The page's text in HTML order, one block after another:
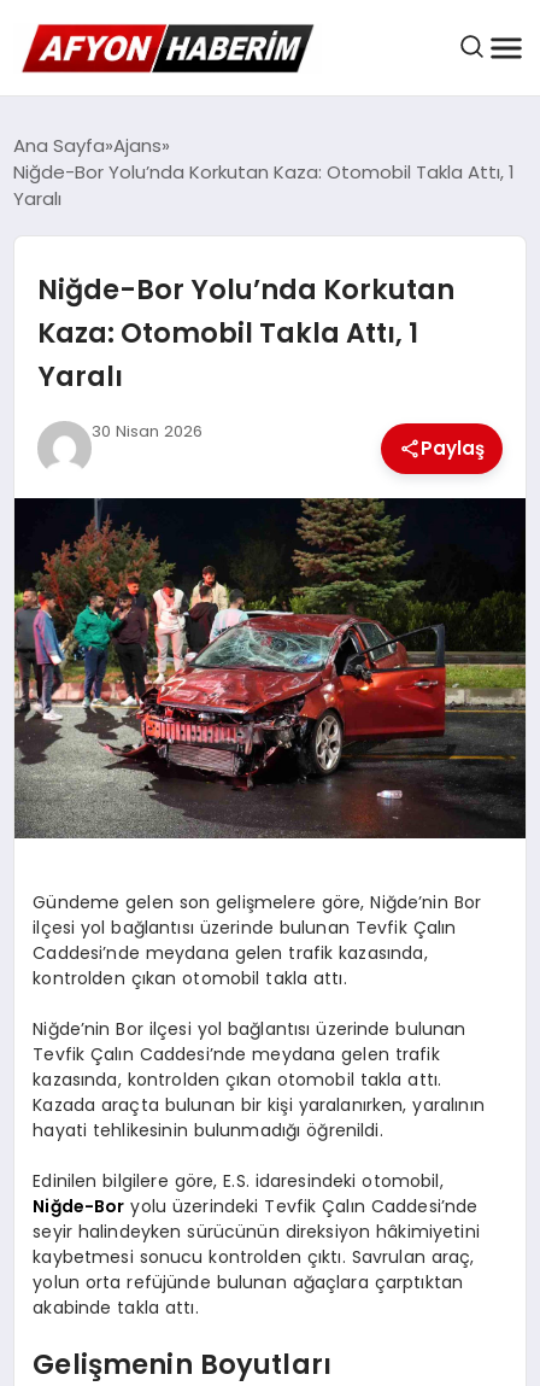
AFYON HABER
GÜNDEM
BELEDIYELER
DÜNYA
SPOR
MAGAZIN
SAĞLIK
Ana Sayfa Ajans
Niğde-Bor Yolu’nda Korkutan Kaza: Otomobil Takla Attı, 1
Yaralı
Niğde-Bor Yolu’nda Korkutan
Kaza: Otomobil Takla Attı, 1
Yaralı
30 Nisan 2026
Paylaş
Gündeme gelen son gelişmelere göre, Niğde’nin Bor
ilçesi yol bağlantısı üzerinde bulunan Tevfik Çalın
Caddesi’nde meydana gelen trafik kazasında,
kontrolden çıkan otomobil takla attı.
Niğde’nin Bor ilçesi yol bağlantısı üzerinde bulunan
Tevfik Çalın Caddesi’nde meydana gelen trafik
kazasında, kontrolden çıkan otomobil takla attı.
Kazada araçta bulunan bir kişi yaralanırken, yaralının
hayati tehlikesinin bulunmadığı öğrenildi.
Edinilen bilgilere göre, E.S. idaresindeki otomobil,
Niğde-Bor yolu üzerindeki Tevfik Çalın Caddesi’nde
seyir halindeyken sürücünün direksiyon hâkimiyetini
kaybetmesi sonucu kontrolden çıktı. Savrulan araç,
yolun orta refüjünde bulunan ağaçlara çarptıktan
akabinde takla attı.
Gelişmenin Boyutları